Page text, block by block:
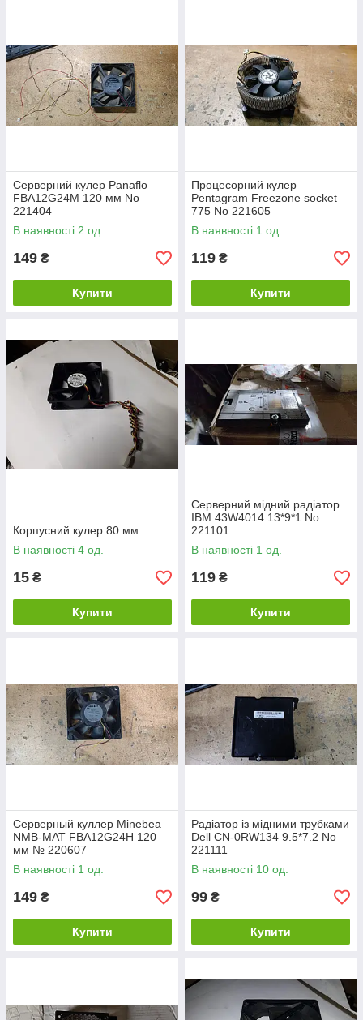
Серверний кулер Panaflo
FBA12G24M 120 мм No
221404
В наявності 2 од.
149 ₴
Купити
Процесорний кулер
Pentagram Freezone socket
775 No 221605
В наявності 1 од.
119 ₴
Купити
Корпусний кулер 80 мм
В наявності 4 од.
15 ₴
Купити
Серверний мідний радіатор
IBM 43W4014 13*9*1 No
221101
В наявності 1 од.
119 ₴
Купити
Серверный куллер Minebea
NMB-MAT FBA12G24H 120
мм № 220607
В наявності 1 од.
149 ₴
Купити
Радіатор із мідними трубками
Dell CN-0RW134 9.5*7.2 No
221111
В наявності 10 од.
99 ₴
Купити